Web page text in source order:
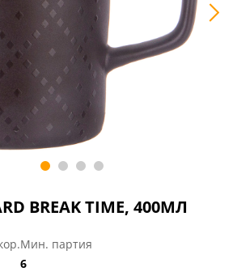
BREAK TIME, 400МЛ
Мин. партия
6